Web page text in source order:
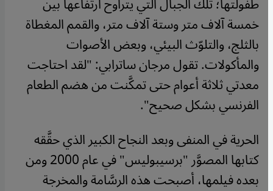
خمسة آلاف متر وستة آلاف متر، والقمم المغطاة
بالثلج، والتلوّث البيئي، وبعض الأصوات
والمأكولات. تقول مرجان ساترابي: "لقد احتاجت
معدتي ثلاثة أعوام حتى تمكَّنت من هضم الطعام
الفرنسي بشكل صحيح".
الحرية في المنفى وبعد النجاح الكبير الذي حقَّقه
كتابها المصوَّر "برسيبوليس" في عام 2000 ومن
بعده فيلمها، أصبحت هذه الرسَّامة والمخرجة